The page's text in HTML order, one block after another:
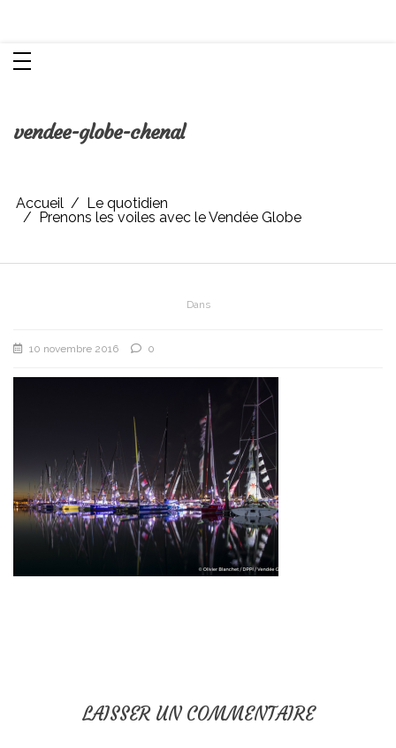
vendee-globe-chenal
Accueil
Le quotidien
Prenons les voiles avec le Vendée Globe
Dans
10 novembre 2016 0
LAISSER UN COMMENTAIRE